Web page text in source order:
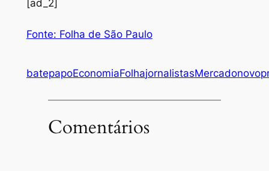
[ad_2]
Fonte: Folha de São Paulo
batepapoEconomiaFolhajornalistasMercadonovo
Comentários